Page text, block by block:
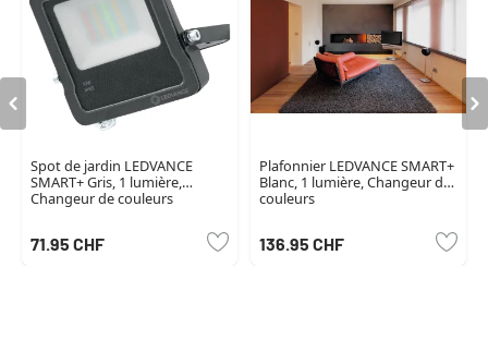
Spot de jardin LEDVANCE
SMART+ Gris, 1 lumière,
Changeur de couleurs
71.95 CHF
Plafonnier LEDVANCE SMART+
Blanc, 1 lumière, Changeur de
couleurs
136.95 CHF